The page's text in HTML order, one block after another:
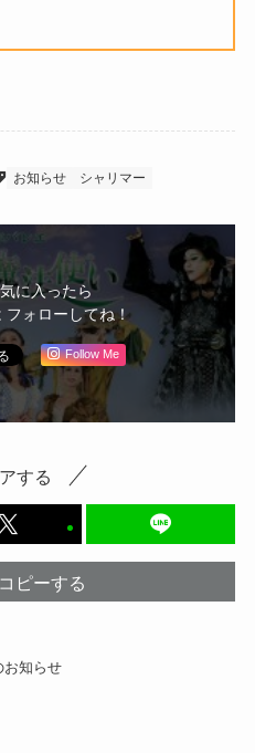
お知らせ シャリマー
に入ったら
フォローしてね！
Follow Me
する
ピーする
お知らせ